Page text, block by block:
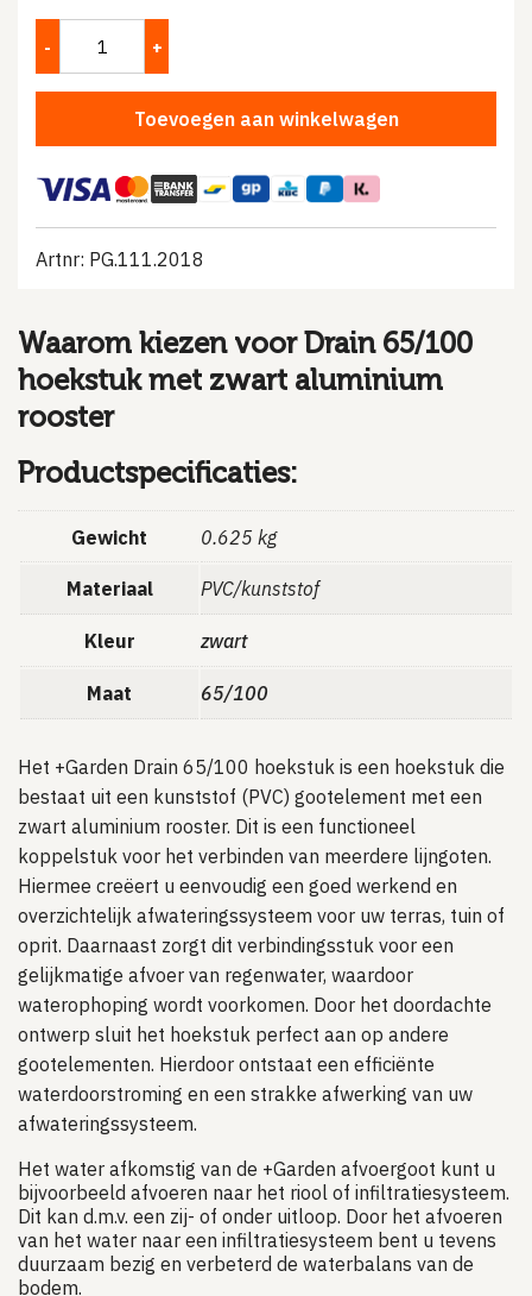
Toevoegen aan winkelwagen
Artnr: PG.111.2018
Waarom kiezen voor Drain 65/100
hoekstuk met zwart aluminium
rooster
Productspecificaties:
Gewicht 0.625 kg
Materiaal PVC/kunststof
Kleur zwart
Maat 65/100
Het +Garden Drain 65/100 hoekstuk is een hoekstuk die
bestaat uit een kunststof (PVC) gootelement met een
zwart aluminium rooster. Dit is een functioneel
koppelstuk voor het verbinden van meerdere lijngoten.
Hiermee creëert u eenvoudig een goed werkend en
overzichtelijk afwateringssysteem voor uw terras, tuin of
oprit. Daarnaast zorgt dit verbindingsstuk voor een
gelijkmatige afvoer van regenwater, waardoor
waterophoping wordt voorkomen. Door het doordachte
ontwerp sluit het hoekstuk perfect aan op andere
gootelementen. Hierdoor ontstaat een efficiënte
waterdoorstroming en een strakke afwerking van uw
afwateringssysteem.
Het water afkomstig van de +Garden afvoergoot kunt u
bijvoorbeeld afvoeren naar het riool of infiltratiesysteem.
Dit kan d.m.v. een zij- of onder uitloop. Door het afvoeren
van het water naar een infiltratiesysteem bent u tevens
duurzaam bezig en verbeterd de waterbalans van de
bodem.